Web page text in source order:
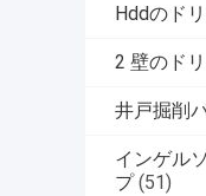
Hddのド
2 壁のド
井戸掘削
インゲル
プ (51)